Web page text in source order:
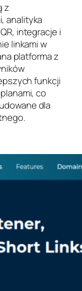
z
analityka
integracje i
linkami w
platforma z
funkcji
co
dla